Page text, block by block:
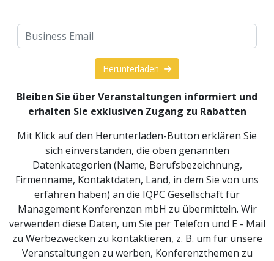
Herunterladen
Bleiben Sie über Veranstaltungen informiert und
erhalten Sie exklusiven Zugang zu Rabatten
Mit Klick auf den Herunterladen-Button erklären Sie
sich einverstanden, die oben genannten
Datenkategorien (Name, Berufsbezeichnung,
Firmenname, Kontaktdaten, Land, in dem Sie von uns
erfahren haben) an die IQPC Gesellschaft für
Management Konferenzen mbH zu übermitteln. Wir
verwenden diese Daten, um Sie per Telefon und E - Mail
zu Werbezwecken zu kontaktieren, z. B. um für unsere
Veranstaltungen zu werben, Konferenzthemen zu